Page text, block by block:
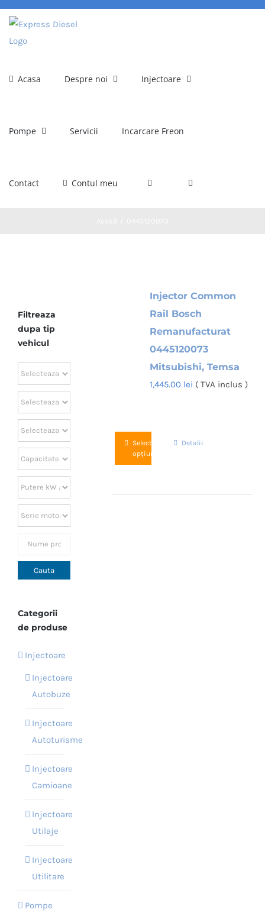
Skip
content
Acasa Despre noi Injectoare
Pompe Servicii Incarcare Freon
Contact Contul meu
Injector Common
Rail Bosch
Remanufacturat
0445120073
Mitsubishi, Temsa
1,445.00 lei ( TVA inclus )
Selectează
opțiunile
Acest
produs
Detalii
Filtreaza
dupa tip
vehicul
Categorii
de produse
Injectoare
Injectoare
Autobuze
Injectoare
Autoturisme
Injectoare
Camioane
Injectoare
Utilaje
Injectoare
Utilitare
Pompe